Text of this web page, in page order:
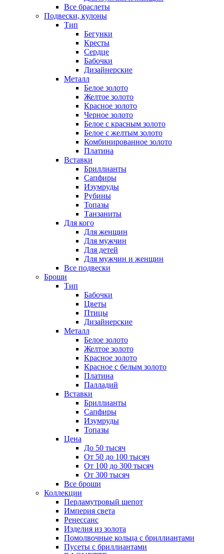
Все браслеты
Подвески, кулоны
Тип
Бегунки
Кресты
Сердце
Бабочки
Дизайнерские
Металл
Белое золото
Желтое золото
Красное золото
Черное золото
Белое с красным золото
Белое с желтым золото
Комбинированное золото
Платина
Вставки
Бриллианты
Сапфиры
Изумруды
Рубины
Топазы
Танзаниты
Для кого
Для женщин
Для мужчин
Для детей
Для мужчин и женщин
Все подвески
Броши
Тип
Бабочки
Цветы
Птицы
Дизайнерские
Металл
Белое золото
Желтое золото
Красное золото
Красное с белым золото
Платина
Палладий
Вставки
Бриллианты
Сапфиры
Изумруды
Топазы
Цена
До 50 тысяч
От 50 до 100 тысяч
От 100 до 300 тысяч
От 300 тысяч
Все броши
Коллекции
Перламутровый шепот
Империя света
Ренессанс
Изделия из золота
Помолвочные кольца с бриллиантами
Пусеты с бриллиантами